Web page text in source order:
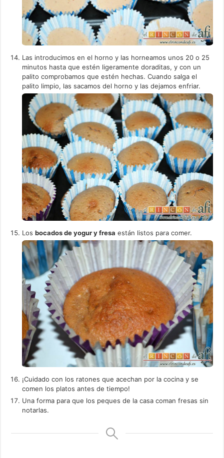
Las introducimos en el horno y las horneamos unos 20 o 25
minutos hasta que estén ligeramente doraditas, y con un
palito comprobamos que estén hechas. Cuando salga el
palito limpio, las sacamos del horno y las dejamos enfriar.
Losbocados de yogur y fresa están listos para comer.
¡Cuidado con los ratones que acechan por la cocina y se
comen los platos antes de tiempo!
Una forma para que los peques de la casa coman fresas sin
notarlas.